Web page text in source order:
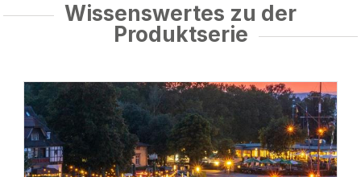
Wissenswertes zu der
Produktserie